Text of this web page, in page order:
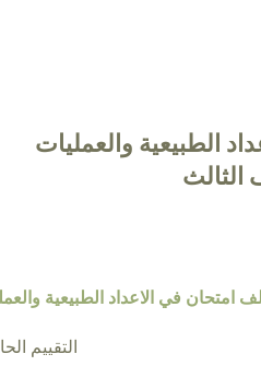
الطبيعية والعمليات
الثالث
امتحان في الاعداد الطبيعية
التقييم الحالي 4.3 عن طريق